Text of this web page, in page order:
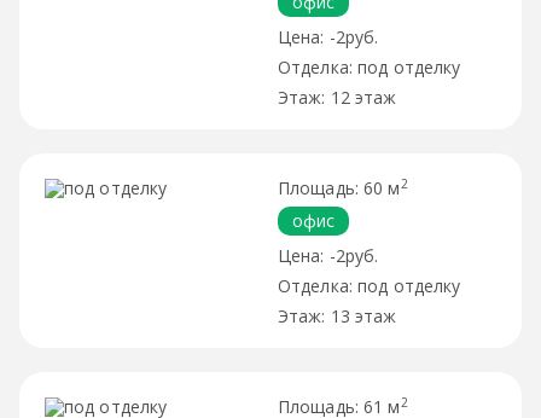
-2руб.
под отделку
12 этаж
60 м 2
офис
-2руб.
под отделку
13 этаж
61 м 2